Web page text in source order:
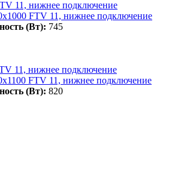
FTV 11, нижнее подключение
(Вт): 745
FTV 11, нижнее подключение
(Вт): 820